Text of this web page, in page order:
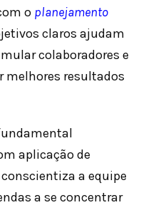
o planejamento
claros ajudam
colaboradores e
melhores resultados
aplicação de
a equipe
a se concentrar